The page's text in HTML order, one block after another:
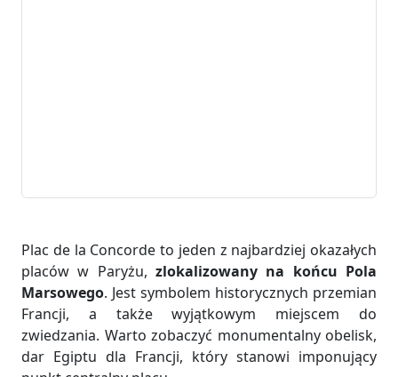
Plac de la Concorde to jeden z najbardziej okazałych
placów w Paryżu, zlokalizowany na końcu Pola
Marsowego. Jest symbolem historycznych przemian
Francji, a także wyjątkowym miejscem do
zwiedzania. Warto zobaczyć monumentalny obelisk,
dar Egiptu dla Francji, który stanowi imponujący